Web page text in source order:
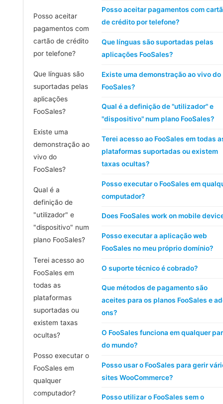
Posso aceitar
pagamentos com
cartão de crédito
por telefone?
Que línguas são
suportadas pelas
aplicações
FooSales?
Existe uma
demonstração ao
vivo do
FooSales?
Qual é a
definição de
"utilizador" e
"dispositivo" num
plano FooSales?
Terei acesso ao
FooSales em
todas as
plataformas
suportadas ou
existem taxas
ocultas?
Posso executar o
FooSales em
qualquer
computador?
Posso aceitar pagamentos com
de crédito por telefone?
Que línguas são suportadas pelas
aplicações FooSales?
Existe uma demonstração ao vivo do
FooSales?
Qual é a definição de "utilizador" e
"dispositivo" num plano FooSales?
Terei acesso ao FooSales em todas
plataformas suportadas ou existem
taxas ocultas?
Posso executar o FooSales em
computador?
Does FooSales work on mobile
Posso executar a aplicação web
FooSales no meu próprio domínio?
O suporte técnico é cobrado?
Que métodos de pagamento são
aceites para os planos FooSales e
ons?
O FooSales funciona em qualquer
do mundo?
Posso usar o FooSales para gerir
sites WooCommerce?
Posso utilizar o FooSales sem o